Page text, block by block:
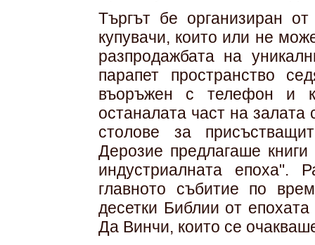
Търгът бе организиран
купувачи, които или не
разпродажбата на
парапет пространство
въоръжен с телефон и
останалата част на
столове за
Дерозие предлагаше
индустриалната епоха".
главното събитие по
десетки Библии от
Да Винчи, които се